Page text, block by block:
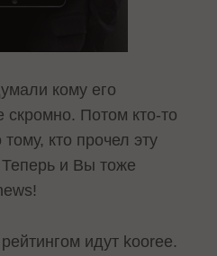
кому его
скромно. Потом кто-то
кто прочел эту
и Вы тоже
идут kooree.